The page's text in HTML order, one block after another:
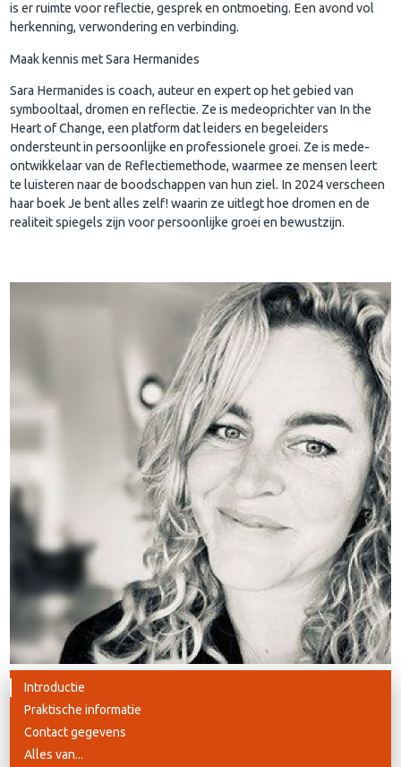
is er ruimte voor reflectie, gesprek en ontmoeting. Een avond vol
herkenning, verwondering en verbinding.
Maak kennis met Sara Hermanides
Sara Hermanides is coach, auteur en expert op het gebied van
symbooltaal, dromen en reflectie. Ze is medeoprichter van In the
Heart of Change, een platform dat leiders en begeleiders
ondersteunt in persoonlijke en professionele groei. Ze is mede-
ontwikkelaar van de Reflectiemethode, waarmee ze mensen leert
te luisteren naar de boodschappen van hun ziel. In 2024 verscheen
haar boek Je bent alles zelf! waarin ze uitlegt hoe dromen en de
realiteit spiegels zijn voor persoonlijke groei en bewustzijn.
Introductie
Praktische informatie
Contact gegevens
Alles van...